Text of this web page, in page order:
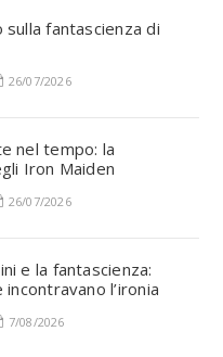
sulla fantascienza di
26/07/2026
nel tempo: la
Iron Maiden
26/07/2026
e la fantascienza:
l’ironia
7/08/2026